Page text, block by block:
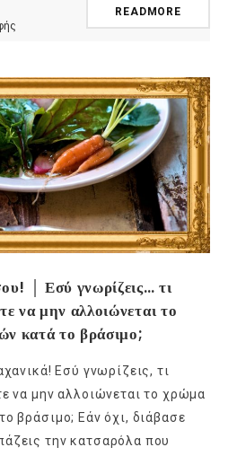
READMORE
│ Εσύ γνωρίζεις… τι
να μην αλλοιώνεται το
κατά το βράσιμο;
Εσύ γνωρίζεις, τι
να μην αλλοιώνεται το χρώμα
βράσιμο; Εάν όχι, διάβασε
την κατσαρόλα που